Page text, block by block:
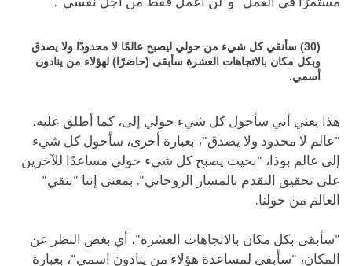
(30) سأنقي كل شيء من حولي ليصبح عالمًا لا محدودًا ولا يصدق
وبكل مكان بالاتجاهات العشرة سأبقى (حاضرًا) لهؤلاء من ينادون
أسمي.
هذا يعني أني سأحول كل شيء حولي إلى، كما أطلق عليه،
"عالم لا محدود ولا يصدق"، بعبارة أخرى، سأحول كل شيء
إلى عالم بوذا، "بحيث يصبح كل شيء حولي مساعدًا للآخرين
على تحقيق التقدم بالمسار الروحاني". بمعنى إننا "ننقي"
العالم من حولنا.
"سأبقى بكل مكان بالاتجاهات العشرة"، أي بغض النظر عن
المكان، "سأبقى لمساعدة هؤلاء من ينادون اسمي"، بعبارة